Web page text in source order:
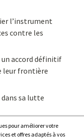
l’instrument
contre les
un accord définitif
leur frontière
dans sa lutte
pour améliorer votre
et offres adaptés à vos